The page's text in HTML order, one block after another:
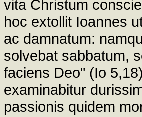
vita Christum
hoc extollit Ioannes
ac damnatum:
solvebat sabbatum,
faciens Deo" (Io
examinabitur
passionis quidem